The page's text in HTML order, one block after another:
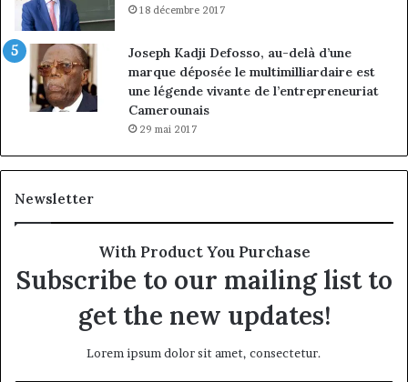
18 décembre 2017
Joseph Kadji Defosso, au-delà d’une
marque déposée le multimilliardaire est
une légende vivante de l’entrepreneuriat
Camerounais
29 mai 2017
Newsletter
With Product You Purchase
Subscribe to our mailing list to
get the new updates!
Lorem ipsum dolor sit amet, consectetur.